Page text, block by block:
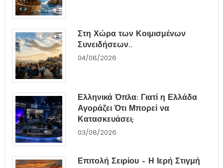
Στη Χώρα των Κοιμισμένων
Συνειδήσεων..
04/08/2026
Ελληνικά Όπλα: Γιατί η Ελλάδα
Αγοράζει Ότι Μπορεί να
Κατασκευάσει;
03/08/2026
Επιτολή Σειρίου – Η Ιερή Στιγμή